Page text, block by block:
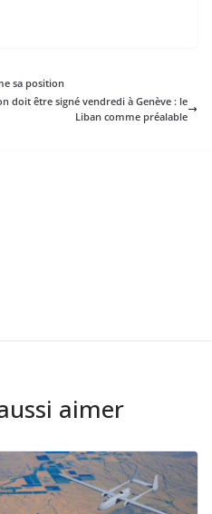
sa position
doit être signé vendredi à Genève : le
Liban comme préalable
aimer